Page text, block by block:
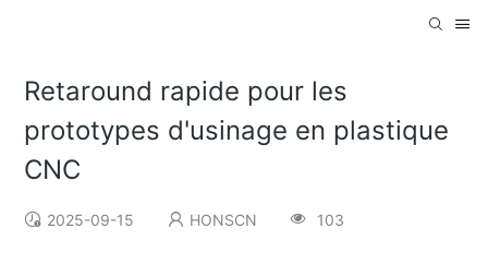
Retaround rapide pour les
prototypes d'usinage en plastique
CNC
2025-09-15 HONSCN 103